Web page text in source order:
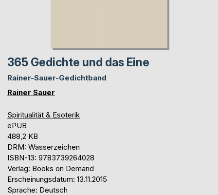
365 Gedichte und das Eine
Rainer-Sauer-Gedichtband
Rainer Sauer
Spiritualität & Esoterik
ePUB
488,2 KB
DRM: Wasserzeichen
ISBN-13: 9783739264028
Verlag: Books on Demand
Erscheinungsdatum: 13.11.2015
Sprache: Deutsch